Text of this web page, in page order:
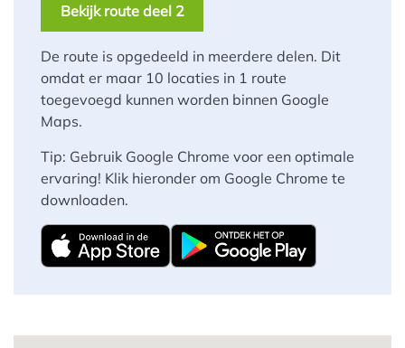
Bekijk route deel 2
De route is opgedeeld in meerdere delen. Dit
omdat er maar 10 locaties in 1 route
toegevoegd kunnen worden binnen Google
Maps.
Tip: Gebruik Google Chrome voor een optimale
ervaring! Klik hieronder om Google Chrome te
downloaden.